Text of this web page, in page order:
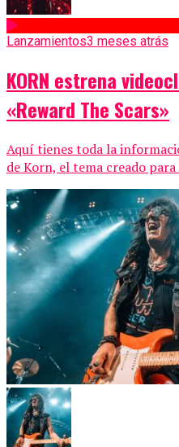
Lanzamientos3 meses atrás
KORN estrena
«Reward The Scars»
Aquí tienes toda la
de Korn, el tema creado